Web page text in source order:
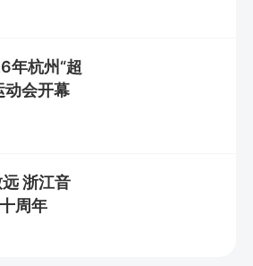
年杭州“超
动会开幕
浙江音
周年